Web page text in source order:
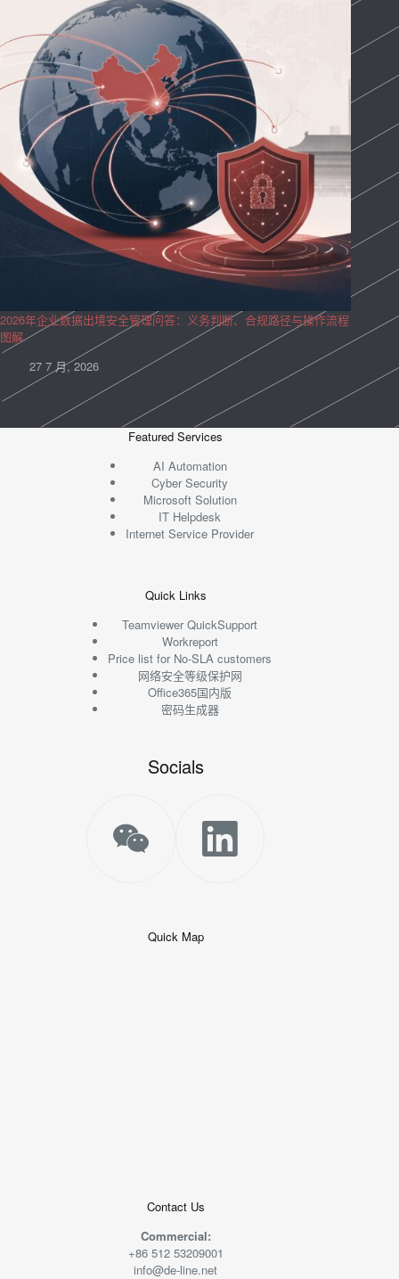
2026年企业数据出境安全管理问答：义务判断、合规路径与操作流程
图解
27 7 月, 2026
Featured Services
AI Automation
Cyber Security
Microsoft Solution
IT Helpdesk
Internet Service Provider
Quick Links
Teamviewer QuickSupport
Workreport
Price list for No-SLA customers
网络安全等级保护网
Office365国内版
密码生成器
Socials
Quick Map
Contact Us
Commercial:
+86 512 53209001
info@de-line.net